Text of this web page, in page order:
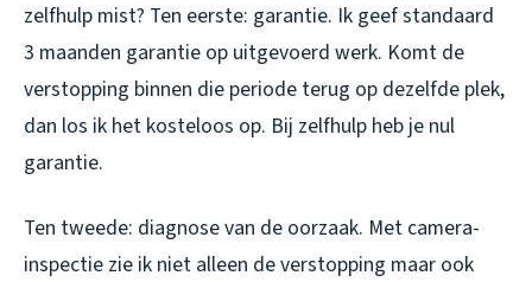
zelfhulp mist? Ten eerste: garantie. Ik geef standaard
3 maanden garantie op uitgevoerd werk. Komt de
verstopping binnen die periode terug op dezelfde plek,
dan los ik het kosteloos op. Bij zelfhulp heb je nul
garantie.
Ten tweede: diagnose van de oorzaak. Met camera-
inspectie zie ik niet alleen de verstopping maar ook